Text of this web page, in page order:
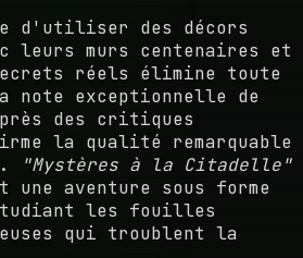
d'utiliser des décors
leurs murs centenaires et
réels élimine toute
exceptionnelle de
des critiques
la qualité remarquable
"Mystères à la Citadelle"
une aventure sous forme
les fouilles
qui troublent la